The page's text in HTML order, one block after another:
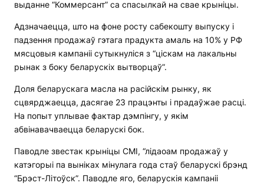
выданне “Коммерсант” са спасылкай на свае крыніцы.
Адзначаецца, што на фоне росту сабекошту выпуску і
падзення продажаў гэтага прадукта амаль на 10% у РФ
мясцовыя кампаніі сутыкнуліся з “ціскам на лакальны
рынак з боку беларускіх вытворцаў”.
Доля беларускага масла на расійскім рынку, як
сцвярджаецца, дасягае 23 працэнты і прадаўжае расці.
На попыт уплывае фактар ​​дэмпінгу, у якім
абвінавачваецца беларускі бок.
Паводле звестак крыніцы СМІ, “лідаоам продажаў у
катэгорыі па выніках мінулага года стаў беларускі брэнд
“Брэст-Літоўск”. Паводле яго, беларускія кампаніі